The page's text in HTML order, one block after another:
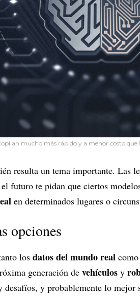
mucho más rápido y a menor costo que
resulta un tema importante. Las
futuro te pidan que ciertos
en determinados lugares o
opciones
los datos del mundo real
generación de vehículos y
desafíos, y probablemente lo mejor